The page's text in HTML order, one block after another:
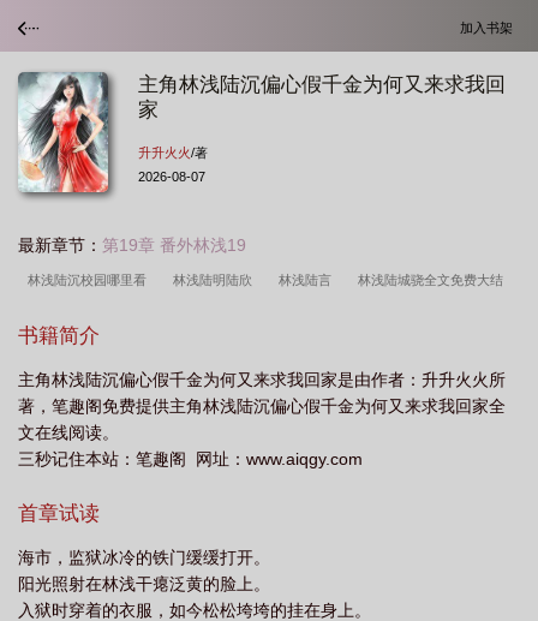
加入书架
主角林浅陆沉偏心假千金为何又来求我回
家
升升火火/著
2026-08-07
最新章节： 第19章 番外林浅19
林浅陆沉校园哪里看 林浅陆明陆欣 林浅陆言 林浅陆城骁全文免费大结
晕倒 陆沉舟林浅予的
明 林浅陆沉顾言 林浅予陆沉舟 陆深林浅 林浅陆沉全文免费阅读
浅浅陆多智 林浅陆沉舟全集 陆宸林浅浅免费阅读 陆宸和林浅浅
书籍简介
主角林浅陆沉偏心假千金为何又来求我回家是由作者：升升火火所
著，笔趣阁免费提供主角林浅陆沉偏心假千金为何又来求我回家全
文在线阅读。
三秒记住本站：笔趣阁 网址：www.aiqgy.com
首章试读
海市，监狱冰冷的铁门缓缓打开。
阳光照射在林浅干瘪泛黄的脸上。
入狱时穿着的衣服，如今松松垮垮的挂在身上。